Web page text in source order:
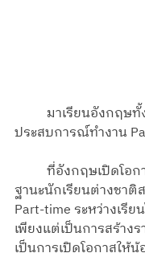
ประสบการณ์ทำงาน
ฐานะนักเรียนต่างชาติ
Part-time ระหว่างเรีย
เพียงแต่เป็นการสร้าง
เป็นการเปิดโอกาสให้